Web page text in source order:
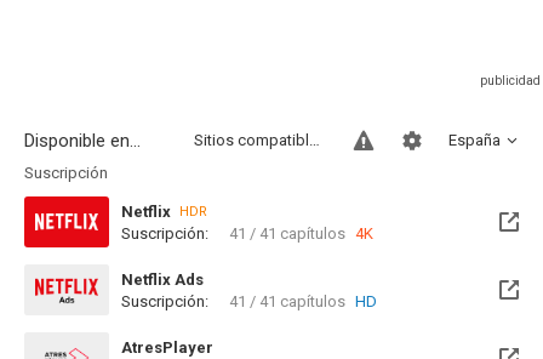
Disponible en... España
Sitios compatibles
Suscripción
Netflix HDR
Suscripción: 41 / 41 capítulos 4K
Netflix Ads
Suscripción:
41 / 41 capítulos HD
AtresPlayer